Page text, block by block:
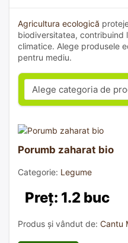
Agricultura ecologică
biodiversitatea, contribuind
climatice. Alege produsele
pentru mediu.
Porumb zaharat bio
Categorie: Legume
Preț: 1.2 buc
Produs și vândut de: Cantu